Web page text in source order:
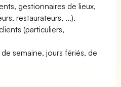
gestionnaires de lieux,
restaurateurs, ...).
(particuliers,
semaine, jours fériés, de